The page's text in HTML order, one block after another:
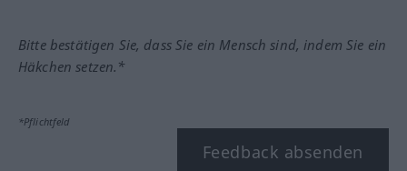
Bitte bestätigen Sie, dass Sie ein Mensch sind, indem Sie ein
Häkchen setzen.*
*Pflichtfeld
Feedback absenden